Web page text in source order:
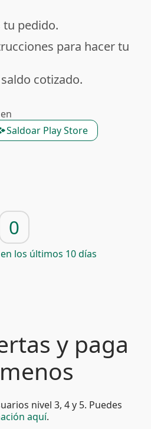
tu pedido.
para hacer tu
cotizado.
Saldoar Play Store
0
los últimos 10 días
y paga
nivel 3, 4 y 5. Puedes
aquí.